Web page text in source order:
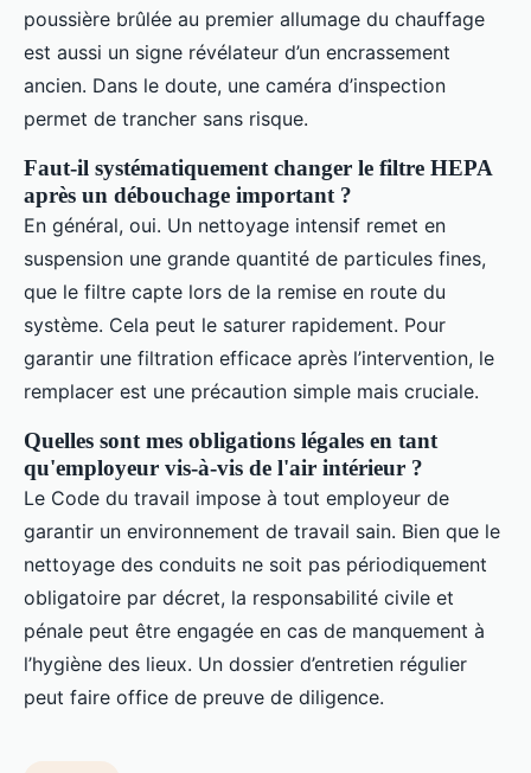
poussière brûlée au premier allumage du chauffage
est aussi un signe révélateur d’un encrassement
ancien. Dans le doute, une caméra d’inspection
permet de trancher sans risque.
Faut-il systématiquement changer le filtre HEPA
après un débouchage important ?
En général, oui. Un nettoyage intensif remet en
suspension une grande quantité de particules fines,
que le filtre capte lors de la remise en route du
système. Cela peut le saturer rapidement. Pour
garantir une filtration efficace après l’intervention, le
remplacer est une précaution simple mais cruciale.
Quelles sont mes obligations légales en tant
qu'employeur vis-à-vis de l'air intérieur ?
Le Code du travail impose à tout employeur de
garantir un environnement de travail sain. Bien que le
nettoyage des conduits ne soit pas périodiquement
obligatoire par décret, la responsabilité civile et
pénale peut être engagée en cas de manquement à
l’hygiène des lieux. Un dossier d’entretien régulier
peut faire office de preuve de diligence.